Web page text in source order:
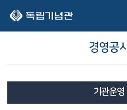
경영공시
기관운영